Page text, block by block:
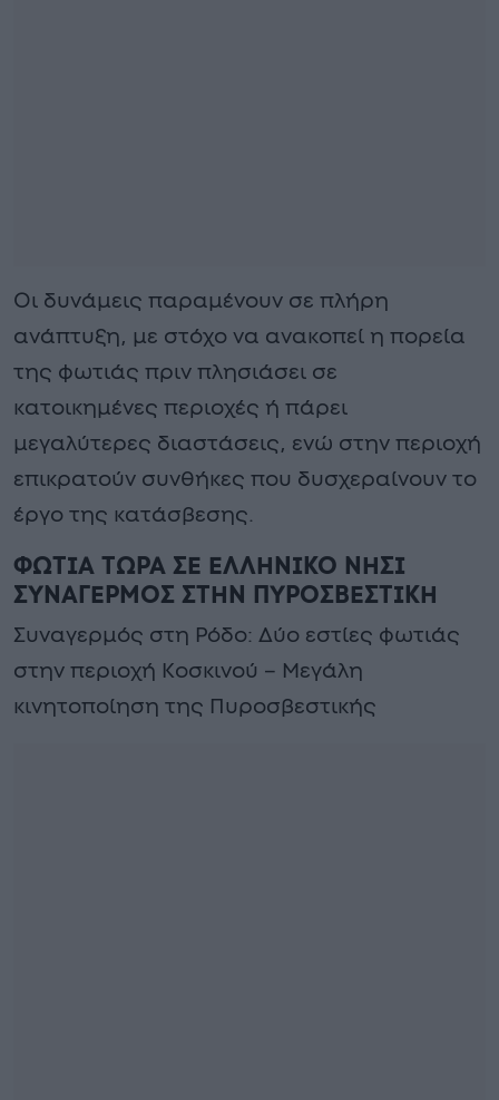
Οι δυνάμεις παραμένουν σε πλήρη
ανάπτυξη, με στόχο να ανακοπεί η πορεία
της φωτιάς πριν πλησιάσει σε
κατοικημένες περιοχές ή πάρει
μεγαλύτερες διαστάσεις, ενώ στην περιοχή
επικρατούν συνθήκες που δυσχεραίνουν το
έργο της κατάσβεσης.
ΦΩΤΙΑ ΤΩΡΑ ΣΕ ΕΛΛΗΝΙΚΟ ΝΗΣΙ
ΣΥΝΑΓΕΡΜΟΣ ΣΤΗΝ ΠΥΡΟΣΒΕΣΤΙΚΗ
Συναγερμός στη Ρόδο: Δύο εστίες φωτιάς
στην περιοχή Κοσκινού – Μεγάλη
κινητοποίηση της Πυροσβεστικής